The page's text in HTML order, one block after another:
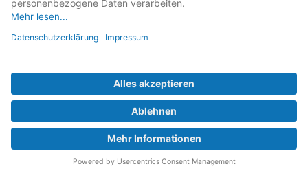
MeinMacher ist eine Marke der
kämpft als Gründungsmitglied des
reparieren lassen, für günstigere Ersatzteile und den
Erhalt der reparierenden Betriebe und des Reparatur-
Know-hows in Deutschland.
Weitere Informationen
Fachhändler finden